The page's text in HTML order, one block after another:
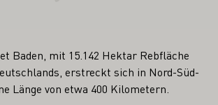
Baden, mit 15.142 Hektar Rebfläche
erstreckt sich in Nord-Süd-
Länge von etwa 400 Kilometern.